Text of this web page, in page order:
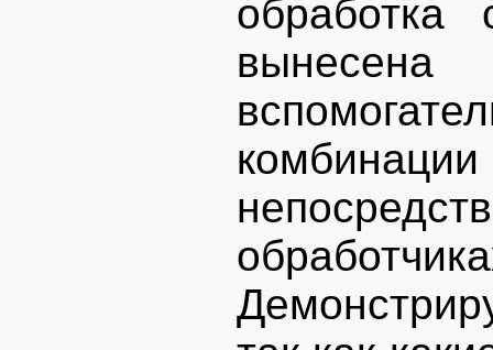
обработка